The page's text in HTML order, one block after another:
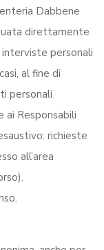
Dabbene
direttamente
personali
al fine di
personali
Responsabili
richieste
all’area